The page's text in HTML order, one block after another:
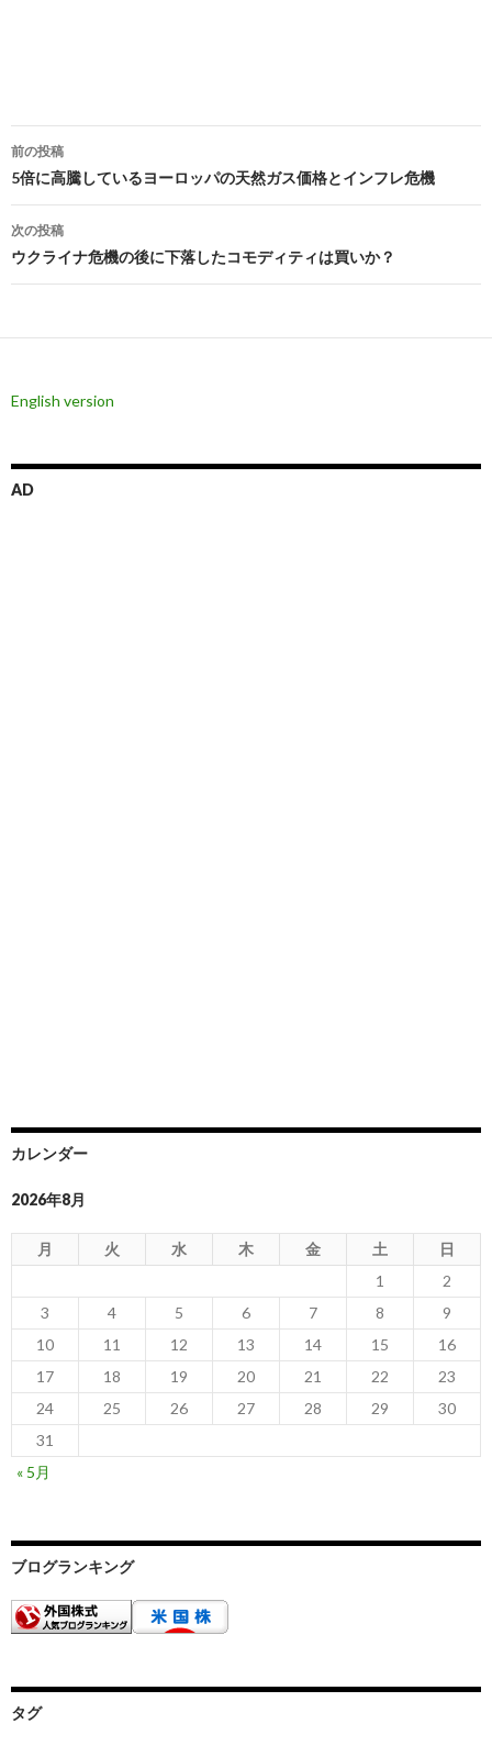
投
稿
ナ
ビ
ー
ョ
前の投稿
5倍に高騰しているヨーロッパの天然ガス価格とインフレ危機
次の投稿
ウクライナ危機の後に下落したコモディティは買いか？
English version
AD
カレンダー
2026年8月
月 火 水 木 金 土
日
1
2
3
4 5 6 7 8
9
10
11 12 13 14 15
16
17
18 19 20 21 22
23
24
25 26 27 28 29
30
31
« 5月
ブログランキング
タグ